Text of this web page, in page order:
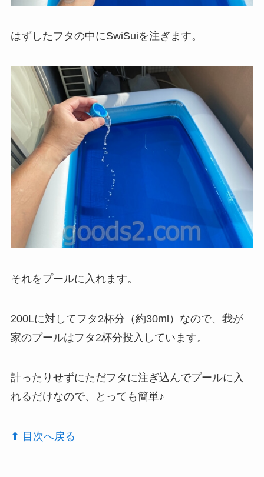
はずしたフタの中にSwiSuiを注ぎます。
それをプールに入れます。
200Lに対してフタ2杯分（約30ml）なので、我が
家のプールはフタ2杯分投入しています。
計ったりせずにただフタに注ぎ込んでプールに入
れるだけなので、とっても簡単♪
⬆︎ 目次へ戻る